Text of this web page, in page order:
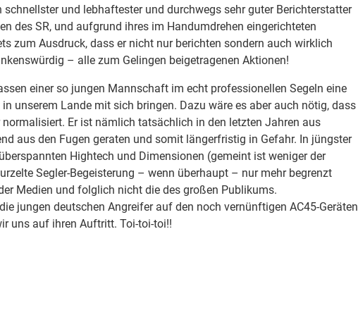
schnellster und lebhaftester und durchwegs sehr guter Berichterstatter
des SR, und aufgrund ihres im Handumdrehen eingerichteten
zum Ausdruck, dass er nicht nur berichten sondern auch wirklich
– alle zum Gelingen beigetragenen Aktionen!
einer so jungen Mannschaft im echt professionellen Segeln eine
unserem Lande mit sich bringen. Dazu wäre es aber auch nötig, dass
normalisiert. Er ist nämlich tatsächlich in den letzten Jahren aus
aus den Fugen geraten und somit längerfristig in Gefahr. In jüngster
Hightech und Dimensionen (gemeint ist weniger der
Segler-Begeisterung – wenn überhaupt – nur mehr begrenzt
Medien und folglich nicht die des großen Publikums.
jungen deutschen Angreifer auf den noch vernünftigen AC45-Geräten
uns auf ihren Auftritt. Toi-toi-toi!!